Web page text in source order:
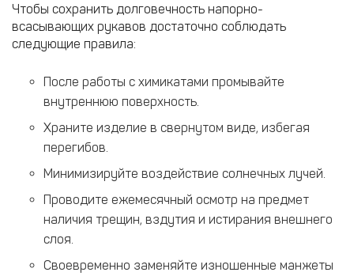
Чтобы сохранить долговечность напорно-
всасывающих рукавов достаточно соблюдать
следующие правила:
После работы с химикатами промывайте
внутреннюю поверхность.
Храните изделие в свернутом виде, избегая
перегибов.
Минимизируйте воздействие солнечных лучей.
Проводите ежемесячный осмотр на предмет
наличия трещин, вздутия и истирания внешнего
слоя.
Своевременно заменяйте изношенные манжеты